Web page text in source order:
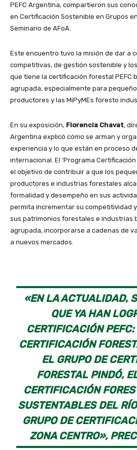
PEFC Argentina, compartieron sus
en Certificación Sostenible en Grupos
Seminario de AFoA.
Este encuentro tuvo la misión de dar a
competitivas, de gestión sostenible y
que tiene la certificación forestal PEFC
agrupada, especialmente para
productores y las MiPyMEs foresto
En su exposición, Florencia Chavat,
Argentina explicó cómo se arman y
experiencia y lo que están en proceso
internacional. El ‘Programa
el objetivo de contribuir a que los
productores e industrias forestales
formalidad y desempeño en sus
permita incrementar su competitividad
sus patrimonios forestales e industrias
agrupada, incorporarse a cadenas de
a nuevos mercados.
«EN LA ACTUALIDAD,
QUE YA HAN
CERTIFICACIÓN PEFC:
CERTIFICACIÓN
EL GRUPO DE
FORESTAL PINDÓ,
CERTIFICACIÓN
SUSTENTABLES DEL
GRUPO DE
ZONA CENTRO»,